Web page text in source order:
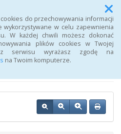
do przechowywania informacji
wykorzystywane w celu zapewnienia
W każdej chwili możesz dokonać
plików cookies w Twojej
z serwisu wyrażasz zgodę na
na Twoim komputerze.
Menu
Pracy